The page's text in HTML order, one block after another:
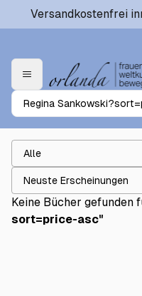
Versandkostenfrei
Alle
Keine Bücher gefunden
sort=price-asc"
Neuste Erscheinungen